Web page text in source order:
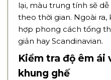
lại, màu trung tính sẽ
theo thời gian. Ngoài
hợp phong cách tổng
giản hay Scandinavian.
Kiểm tra độ êm ái
khung ghế